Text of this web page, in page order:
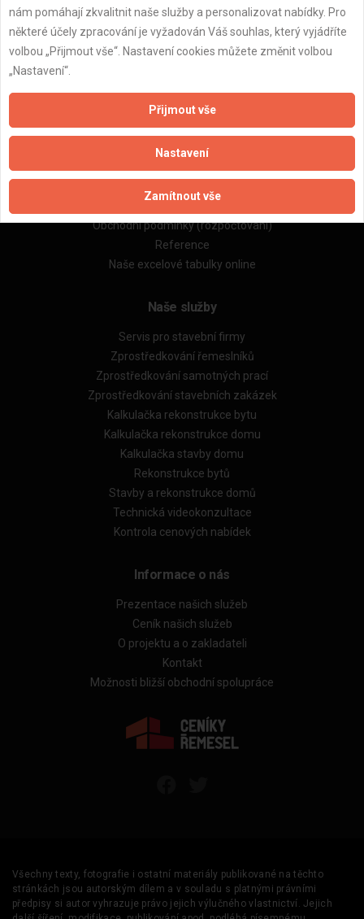
Aktualizováno z portálu ARES dne 02.12.2025 07:15:05
Důležité informace
Naše firmy a řemeslníci
Obchodní podmínky (rozpočtování)
Reference
Naše excelové tabulky online
Naše služby
Servis pro stavební firmy
Zprostředkování řemeslníků
Zprostředkování samotných prací
Zprostředkování stavebních zakázek
Kalkulačka rekonstrukce bytu
Kalkulačka rekonstrukce domu
Kalkulačka stavby domu
Rekonstrukce bytů
Stavby a rekonstrukce domů
Technická videokonzultace
Kontrola cenových nabídek
Informace o nás
Prezentace našich služeb
Ceník našich služeb
O projektu a o zakladateli
Kontakt
Možnosti bližší obchodní spolupráce
Všechny texty, fotografie i ostatní materiály publikované na těchto
stránkách jsou autorským dílem a v souladu s platnými právními
předpisy si autor vyhrazuje právo jejich výlučného vlastnictví. Jejich
nám pomáhají zkvalitnit naše služby a personalizovat nabídky. Pro
některé účely zpracování je vyžadován Váš souhlas, který vyjádříte
volbou „Přijmout vše“. Nastavení cookies můžete změnit volbou
„Nastavení“.
Přijmout vše
Nastavení
Zamítnout vše